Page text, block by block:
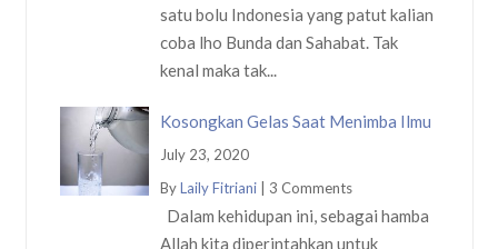
satu bolu Indonesia yang patut kalian
coba lho Bunda dan Sahabat. Tak
kenal maka tak...
Kosongkan Gelas Saat Menimba Ilmu
July 23, 2020
ByLaily Fitriani| 3 Comments
Dalam kehidupan ini, sebagai hamba
Allah kita diperintahkan untuk